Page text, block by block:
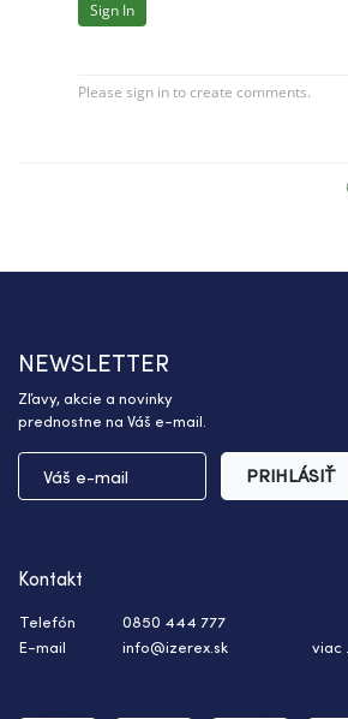
NEWSLETTER
Zľavy, akcie a novinky
prednostne na Váš e-mail.
PRIHLÁSIŤ
Kontakt
Telefón
0850 444 777
E-mail
info@izerex.sk viac ...